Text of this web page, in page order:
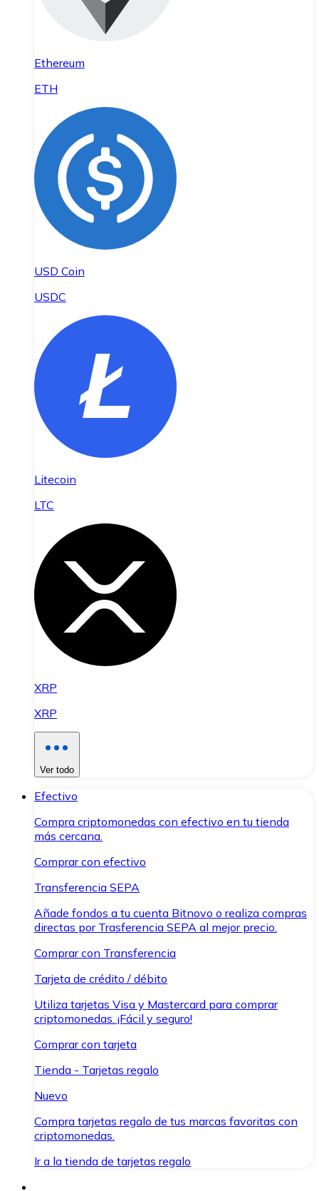
Ethereum
ETH
USD Coin
USDC
Litecoin
LTC
XRP
XRP
Ver todo
Efectivo
Compra criptomonedas con efectivo en tu tienda
más cercana.
Comprar con efectivo
Transferencia SEPA
Añade fondos a tu cuenta Bitnovo o realiza compras
directas por Trasferencia SEPA al mejor precio.
Comprar con Transferencia
Tarjeta de crédito / débito
Utiliza tarjetas Visa y Mastercard para comprar
criptomonedas. ¡Fácil y seguro!
Comprar con tarjeta
Tienda - Tarjetas regalo
Nuevo
Compra tarjetas regalo de tus marcas favoritas con
criptomonedas.
Ir a la tienda de tarjetas regalo